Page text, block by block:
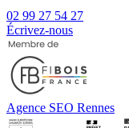
02 99 27 54 27
Écrivez-nous
Agence SEO Rennes